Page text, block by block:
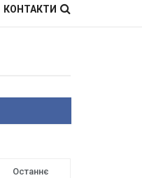
КОНТАКТИ
Останнє